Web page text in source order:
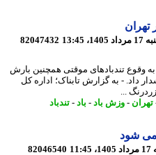
82047432
تندبادهای موقتی همچنین بارش
- به گزارش تابناک؛ اداره کل
...
- وزش باد- باد - تندباد
82046540